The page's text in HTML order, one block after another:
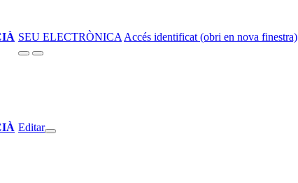
SEU ELECTRÒNICA Accés identificat (obri en nova finestra)
Editar